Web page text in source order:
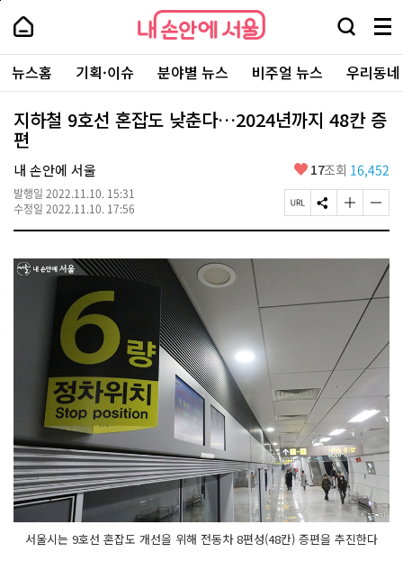
본
로
가
내
손
안
에
서
울
-
서
울
시
대
표
소
통
포
내
손
에
울
검
창
열
기
메
뉴
전
체
보
기
주
요
서
뉴스홈 기획·이슈 분야별 뉴스 비주얼 뉴스 우리동
지하철 9호선 혼잡도 낮춘다…2024년까지 48칸 증
편
내 손안에 서울
발행일 2022.11.10. 15:31
수정일 2022.11.10. 17:56
좋
요
17조회 16,452
페
이
U
복
S
N
공
기
글
자
기
변
경
하
기
글
자
기
작
게
변
기
서울시는 9호선 혼잡도 개선을 위해 전동차 8편성(48칸) 증편을 추진한다
페
상
단
로